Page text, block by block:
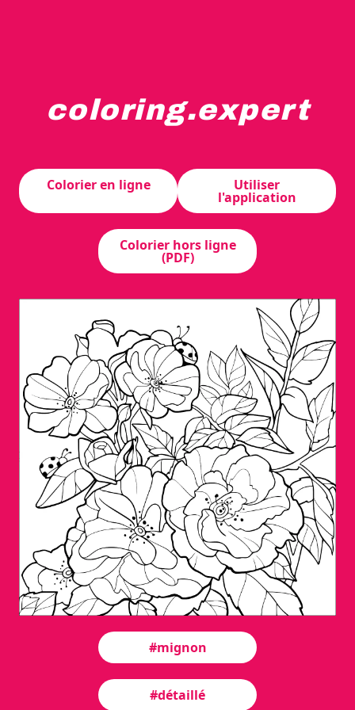
coloring.expert
Colorier en ligne
Utiliser
l'application
Colorier hors ligne
(PDF)
#mignon
#détaillé